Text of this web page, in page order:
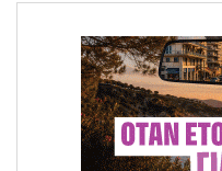
Μεγάλη φωτιά στο